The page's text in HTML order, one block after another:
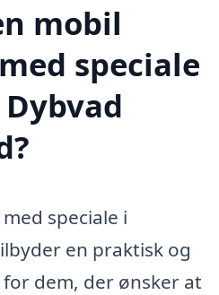
mobil
speciale
speciale i
en praktisk og
dem, der ønsker at